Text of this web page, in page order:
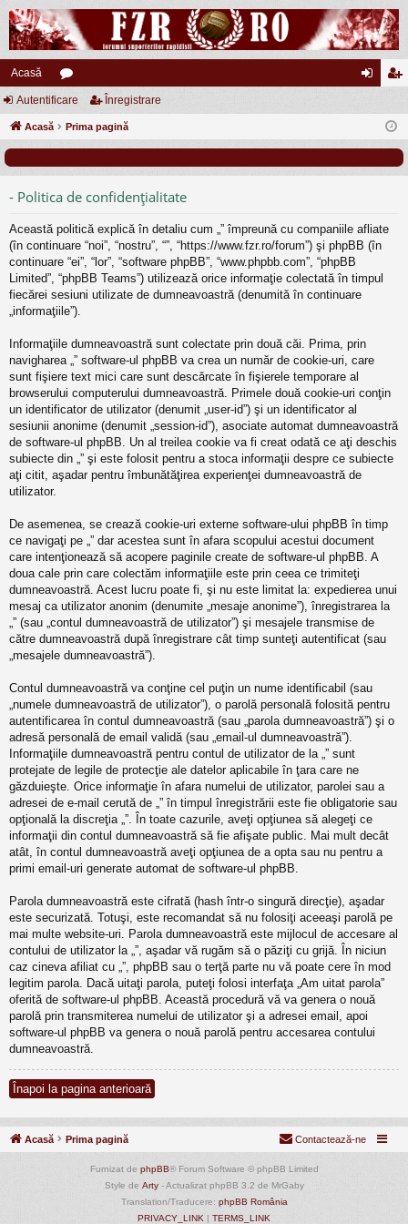
Acasă
or
u eg
Autentificare Înregistrare
Acasă Prima pagină
- Politica de confidenţialitate
Această politică explică în detaliu cum „” împreună cu companiile afliate
(în continuare “noi”, “nostru”, “”, “https://www.fzr.ro/forum”) şi phpBB (în
continuare “ei”, “lor”, “software phpBB”, “www.phpbb.com”, “phpBB
Limited”, “phpBB Teams”) utilizează orice informaţie colectată în timpul
fiecărei sesiuni utilizate de dumneavoastră (denumită în continuare
„informaţiile”).
Informaţiile dumneavoastră sunt colectate prin două căi. Prima, prin
navigharea „” software-ul phpBB va crea un număr de cookie-uri, care
sunt fişiere text mici care sunt descărcate în fişierele temporare al
browserului computerului dumneavoastră. Primele două cookie-uri conţin
un identificator de utilizator (denumit „user-id”) şi un identificator al
sesiunii anonime (denumit „session-id”), asociate automat dumneavoastră
de software-ul phpBB. Un al treilea cookie va fi creat odată ce aţi deschis
subiecte din „” şi este folosit pentru a stoca informaţii despre ce subiecte
aţi citit, aşadar pentru îmbunătăţirea experienţei dumneavoastră de
utilizator.
De asemenea, se crează cookie-uri externe software-ului phpBB în timp
ce navigaţi pe „” dar acestea sunt în afara scopului acestui document
care intenţionează să acopere paginile create de software-ul phpBB. A
doua cale prin care colectăm informaţiile este prin ceea ce trimiteţi
dumneavoastră. Acest lucru poate fi, şi nu este limitat la: expedierea unui
mesaj ca utilizator anonim (denumite „mesaje anonime”), înregistrarea la
„” (sau „contul dumneavoastră de utilizator”) şi mesajele transmise de
către dumneavoastră după înregistrare cât timp sunteţi autentificat (sau
„mesajele dumneavoastră”).
Contul dumneavoastră va conţine cel puţin un nume identificabil (sau
„numele dumneavoastră de utilizator”), o parolă personală folosită pentru
autentificarea în contul dumneavoastră (sau „parola dumneavoastră”) şi o
adresă personală de email validă (sau „email-ul dumneavoastră”).
Informaţiile dumneavoastră pentru contul de utilizator de la „” sunt
protejate de legile de protecţie ale datelor aplicabile în ţara care ne
găzduieşte. Orice informaţie în afara numelui de utilizator, parolei sau a
adresei de e-mail cerută de „” în timpul înregistrării este fie obligatorie sau
opţională la discreţia „”. În toate cazurile, aveţi opţiunea să alegeţi ce
informaţii din contul dumneavoastră să fie afişate public. Mai mult decât
atât, în contul dumneavoastră aveţi opţiunea de a opta sau nu pentru a
primi email-uri generate automat de software-ul phpBB.
Parola dumneavoastră este cifrată (hash într-o singură direcţie), aşadar
este securizată. Totuşi, este recomandat să nu folosiţi aceeaşi parolă pe
mai multe website-uri. Parola dumneavoastră este mijlocul de accesare al
contului de utilizator la „”, aşadar vă rugăm să o păziţi cu grijă. În niciun
caz cineva afiliat cu „”, phpBB sau o terţă parte nu vă poate cere în mod
legitim parola. Dacă uitaţi parola, puteţi folosi interfaţa „Am uitat parola”
oferită de software-ul phpBB. Această procedură vă va genera o nouă
parolă prin transmiterea numelui de utilizator şi a adresei email, apoi
software-ul phpBB va genera o nouă parolă pentru accesarea contului
dumneavoastră.
Înapoi la pagina anterioară
Acasă Prima pagină Contactează-ne
Furnizat de phpBB® Forum Software © phpBB Limited
Style de Arty- Actualizat phpBB 3.2 de MrGaby
Translation/Traducere: phpBB România
PRIVACY_LINK | TERMS_LINK